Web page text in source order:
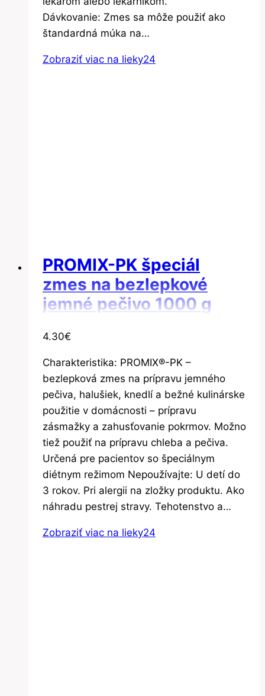
Dávkovanie: Zmes sa môže použiť ako
štandardná múka na…
Zobraziť viac na lieky24
PROMIX-PK špeciál
zmes na bezlepkové
jemné pečivo 1000 g
4.30€
Charakteristika: PROMIX®-PK –
bezlepková zmes na prípravu jemného
pečiva, halušiek, knedlí a bežné kulinárske
použitie v domácnosti – prípravu
zásmažky a zahusťovanie pokrmov. Možno
tiež použiť na prípravu chleba a pečiva.
Určená pre pacientov so špeciálnym
diétnym režimom Nepoužívajte: U detí do
3 rokov. Pri alergii na zložky produktu. Ako
náhradu pestrej stravy. Tehotenstvo a…
Zobraziť viac na lieky24